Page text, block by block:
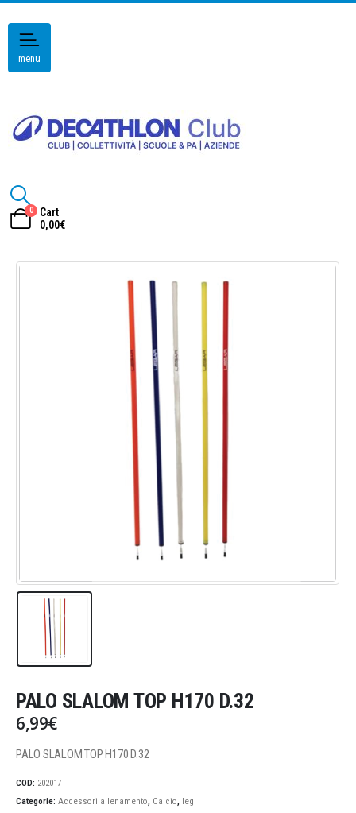
menu
0
Cart
0,00€
PALO SLALOM TOP H170 D.32
6,99€
PALO SLALOM TOP H170 D.32
COD: 202017
Categorie: Accessori allenamento, Calcio, leg